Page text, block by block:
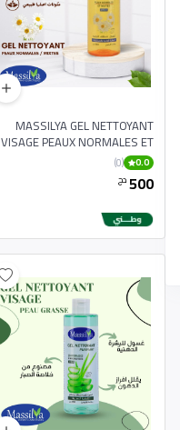
MASSILYA GEL NETTOYANT
VISAGE PEAUX NORMALES ET
MIXTES 250ML
0.0
(0)
500دج